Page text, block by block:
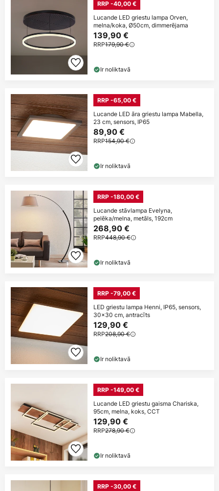
RRP -40,00 €
Lucande LED griestu lampa Orven,
melna/koka, Ø50cm, dimmerējama
139,90 €
RRP179,90 €
Ir noliktavā
RRP -65,00 €
Lucande LED āra griestu lampa Mabella,
23 cm, sensors, IP65
89,90 €
RRP154,90 €
Ir noliktavā
RRP -180,00 €
Lucande stāvlampa Evelyna,
pelēka/melna, metāls, 192cm
268,90 €
RRP448,90 €
Ir noliktavā
RRP -79,00 €
LED griestu lampa Henni, IP65, sensors,
30x30 cm, antracīts
129,90 €
RRP208,90 €
Ir noliktavā
RRP -149,00 €
Lucande LED griestu gaisma Chariska,
95cm, melna, koks, CCT
129,90 €
RRP278,90 €
Ir noliktavā
RRP -30,00 €